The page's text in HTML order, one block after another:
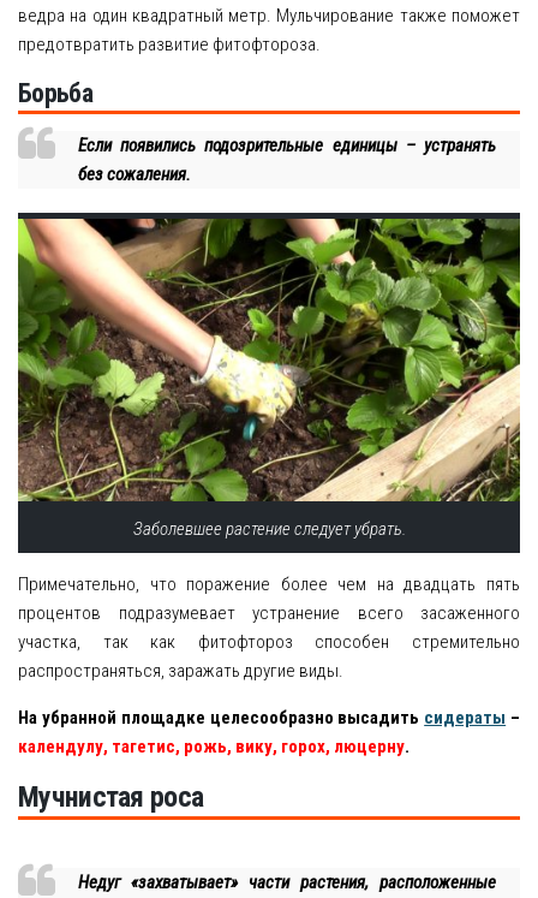
ведра на один квадратный метр. Мульчирование также поможет
предотвратить развитие фитофтороза.
Борьба
Если появились подозрительные единицы – устранять
без сожаления.
Заболевшее растение следует убрать.
Примечательно, что поражение более чем на двадцать пять
процентов подразумевает устранение всего засаженного
участка, так как фитофтороз способен стремительно
распространяться, заражать другие виды.
На убранной площадке целесообразно высадить сидераты –
календулу, тагетис, рожь, вику, горох, люцерну.
Мучнистая роса
Недуг «захватывает» части растения, расположенные